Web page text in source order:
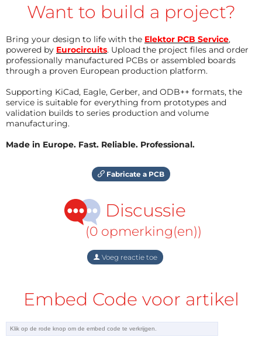
Want to build a project?
Bring your design to life with the Elektor PCB Service,
powered by Eurocircuits. Upload the project files and order
professionally manufactured PCBs or assembled boards
through a proven European production platform.
Supporting KiCad, Eagle, Gerber, and ODB++ formats, the
service is suitable for everything from prototypes and
validation builds to series production and volume
manufacturing.
Made in Europe. Fast. Reliable. Professional.
Fabricate a PCB
Discussie
(0 opmerking(en))
Voeg reactie toe
Embed Code voor artikel